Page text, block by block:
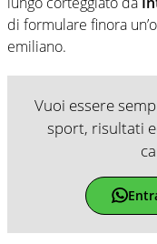
di formulare finora
emiliano.
Vuoi essere
sport, risultati